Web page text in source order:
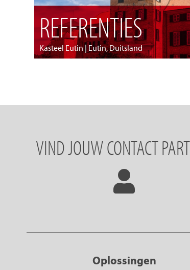
REFERENTIES
Kasteel Eutin | Eutin, Duitsland
VIND JOUW CONTACT
Oplossingen